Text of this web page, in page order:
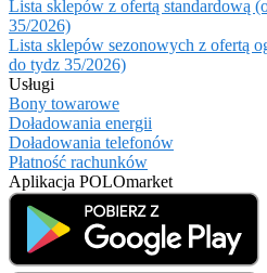
Lista sklepów z ofertą standardową
35/2026)
Lista sklepów sezonowych z ofertą
do tydz 35/2026)
Usługi
Bony towarowe
Doładowania energii
Doładowania telefonów
Płatność rachunków
Aplikacja POLOmarket